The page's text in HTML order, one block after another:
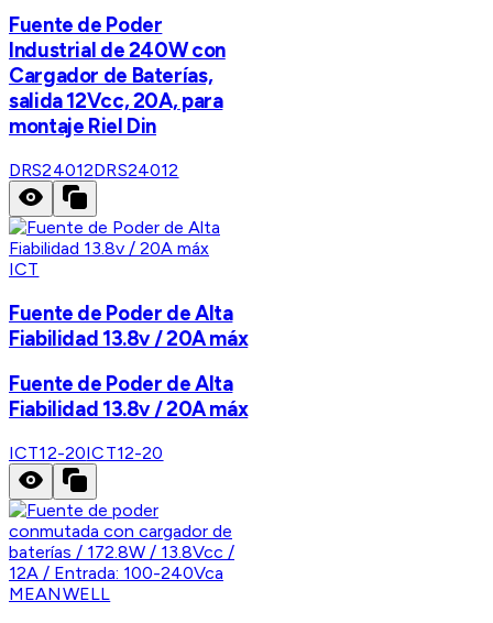
Fuente de Poder
Industrial de 240W con
Cargador de Baterías,
salida 12Vcc, 20A, para
montaje Riel Din
DRS24012DRS24012
ICT
Fuente de Poder de Alta
Fiabilidad 13.8v / 20A máx
Fuente de Poder de Alta
Fiabilidad 13.8v / 20A máx
ICT12-20ICT12-20
MEANWELL